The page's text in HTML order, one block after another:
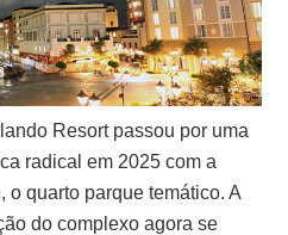
Resort passou por uma
radical em 2025 com a
o quarto parque temático. A
do complexo agora se